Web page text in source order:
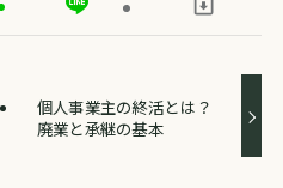
個人事業主の終活とは？
廃業と承継の基本